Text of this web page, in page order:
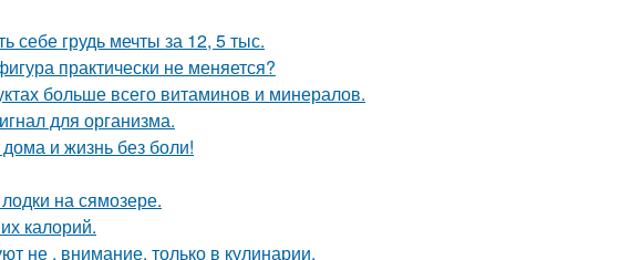
себе грудь мечты за 12, 5 тыс.
практически не меняется?
больше всего витаминов и минералов.
для организма.
и жизнь без боли!
на сямозере.
калорий.
не , внимание, только в кулинарии.